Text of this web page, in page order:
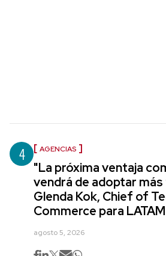
4 AGENCIAS
"La próxima ventaja
vendrá de adoptar
Glenda Kok, Chief of
Commerce para
agosto 5, 2026